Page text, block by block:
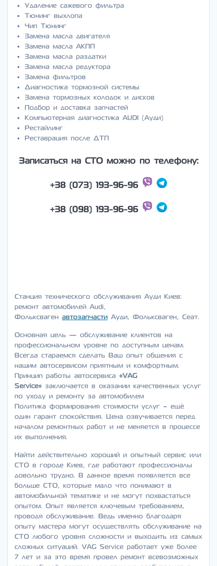
Удаление сажевого фильтра
Тюнинг выхлопа
Чип Тюнинг
Замена масла двигателя
Замена масла АКПП
Замена масла раздатки
Замена масла редуктора
Замена фильтров
Диагностика тормозной системы
Замена тормозных колодок и дисков
Подбор и доставка запчастей
Компьютерная диагностика AUDI (Ауди)
Рестайлинг
Реставрация после ДТП
Записаться на СТО можно по телефону:
+38 (073) 193-96-96
+38 (098) 193-96-96
Станция технического обслуживания Ауди Киев:
ремонт автомобилей Audi,
Фольксваген автозапчасти Ауди, Фольксваген, Сеат.
Основная цель — обслуживание клиентов на
профессиональном уровне по доступным ценам.
Всегда стараемся сделать Ваш опыт общения с
нашим автосервисом приятным и комфортным.
Принцип работы автосервиса «VAG
Service» заключается в оказании качественных услуг
по уходу и ремонту за автомобилем
Политика формирования стоимости услуг – ещё
один гарант спокойствия. Цена озвучивается перед
началом ремонтных работ и не меняется в процессе
их выполнения.
Найти действительно хороший и опытный сервис или
СТО в городе Киев, где работают профессионалы
довольно трудно. В данное время появляется все
больше СТО, которые мало что понимают в
автомобильной тематике и не могут похвастаться
опытом. Опыт является ключевым требованием,
проводя обслуживание. Ведь именно благодаря
опыту мастера могут осуществлять обслуживание на
СТО любого уровня сложности и выходить из самых
сложных ситуаций. VAG Service работает уже более
7 лет и за это время провел ремонт всевозможных